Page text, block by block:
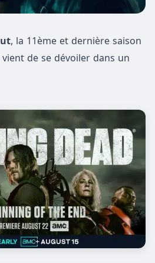
, la 11ème et dernière saison
vient de se dévoiler dans un